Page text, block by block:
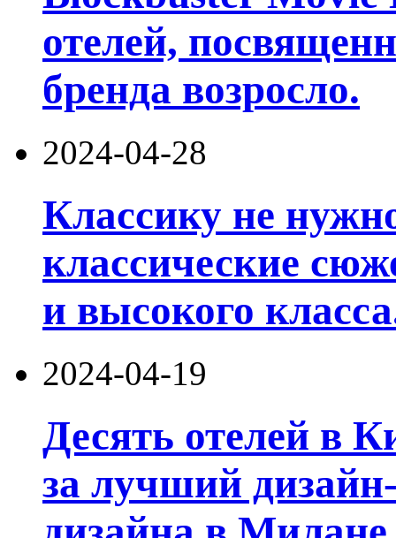
отелей,
бренда возросло.
2024-04-28
Классику не
классические
и высокого
2024-04-19
Десять отелей в
за лучший